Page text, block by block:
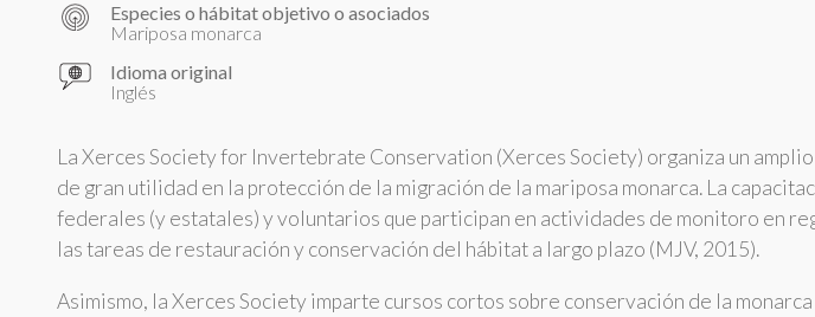
Especies o hábitat objetivo o asociados
Mariposa monarca
Idioma original
Inglés
La Xerces Society for Invertebrate Conservation (Xerces Society) organiza un
de gran utilidad en la protección de la migración de la mariposa monarca. La
federales (y estatales) y voluntarios que participan en actividades de monitoro en
las tareas de restauración y conservación del hábitat a largo plazo (MJV, 2015).
Asimismo, la Xerces Society imparte cursos cortos sobre conservación de la